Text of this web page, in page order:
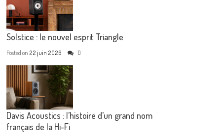
Solstice : le nouvel esprit Triangle
Posted on 22 juin 2026 0
Davis Acoustics : l’histoire d’un grand nom
français de la Hi-Fi